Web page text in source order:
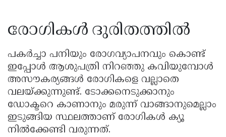
രോഗികൾ ദുരിതത്തിൽ
പകർച്ചാ പനിയും രോഗവ്യാപനവും കൊണ്ട്
ഇപ്പോൾ ആശുപത്രി നിറഞ്ഞു കവിയുമ്പോൾ
അസൗകര്യങ്ങൾ രോഗികളെ വല്ലാതെ
വലയ്ക്കുന്നുണ്ട്. ടോക്കനെടുക്കാനും
ഡോക്ടറെ കാണാനും മരുന്ന് വാങ്ങാനുമെല്ലാം
ഇടുങ്ങിയ സ്ഥലത്താണ് രോഗികൾ ക്യൂ
നിൽക്കേണ്ടി വരുന്നത്.